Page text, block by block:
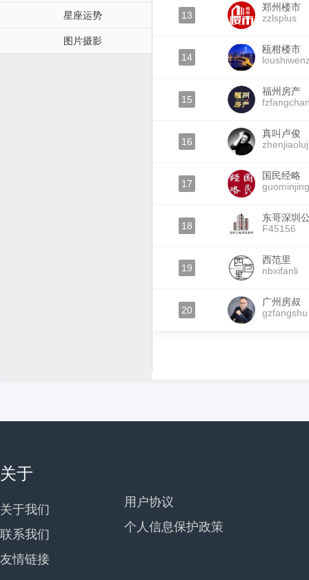
星座运势
图片摄影
13
郑州楼市
zzlsplus
14
瓯柑楼市
15
福州房产
16
真叫卢俊
17
国民经略
18
东哥深圳
F45156
19
西范里
nbxifanli
20
广州房叔
gzfangshu
关于
关于我们
联系我们
友情链接
用户协议
个人信息保护政策